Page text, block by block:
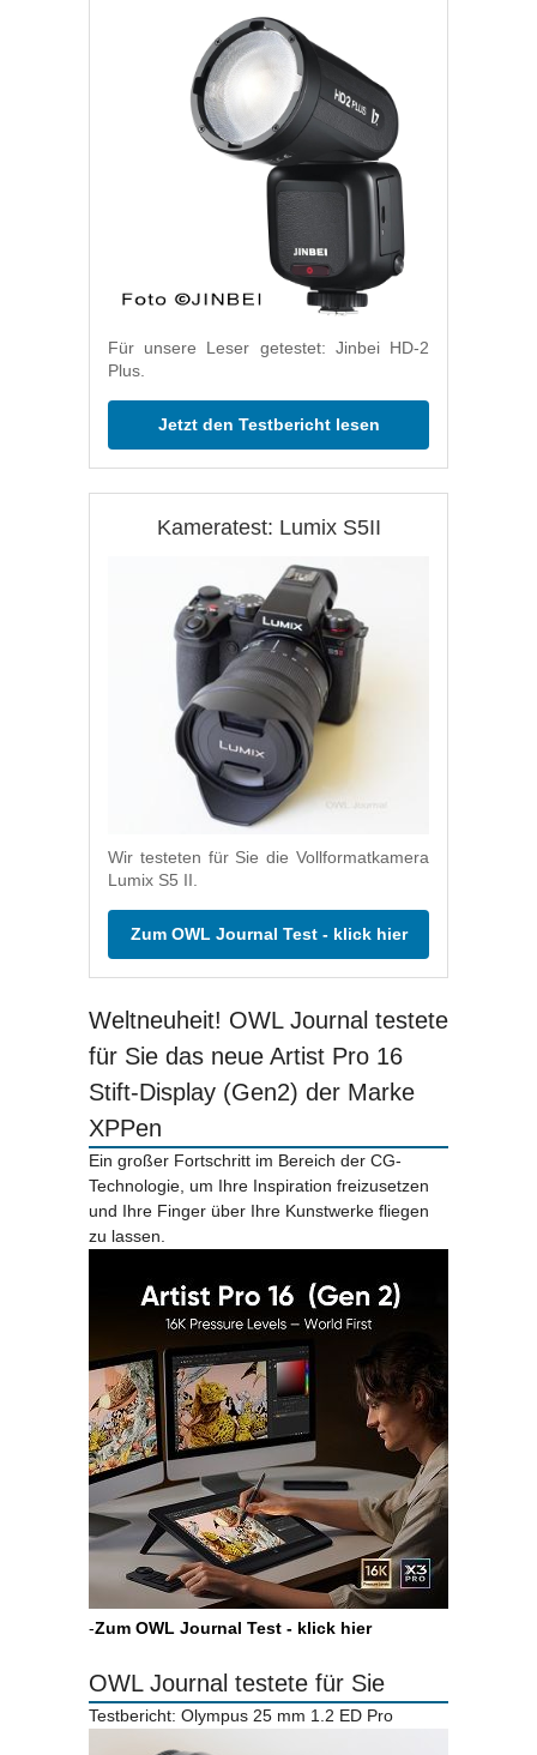
Für unsere Leser getestet: Jinbei HD-2
Plus.
Jetzt den Testbericht lesen
Kameratest: Lumix S5II
Wir testeten für Sie die Vollformatkamera
Lumix S5 II.
Zum OWL Journal Test - klick hier
Weltneuheit! OWL Journal testete
für Sie das neue Artist Pro 16
Stift-Display (Gen2) der Marke
XPPen
Ein großer Fortschritt im Bereich der CG-
Technologie, um Ihre Inspiration freizusetzen
und Ihre Finger über Ihre Kunstwerke fliegen
zu lassen.
-Zum OWL Journal Test - klick hier
OWL Journal testete für Sie
Testbericht: Olympus 25 mm 1.2 ED Pro